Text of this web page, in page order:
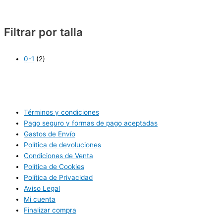
Filtrar por talla
0-1 (2)
Términos y condiciones
Pago seguro y formas de pago aceptadas
Gastos de Envío
Política de devoluciones
Condiciones de Venta
Política de Cookies
Política de Privacidad
Aviso Legal
Mi cuenta
Finalizar compra